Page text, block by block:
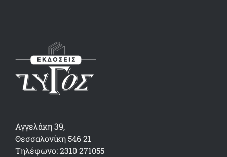
Αγγελάκη 39,
Θεσσαλονίκη 546 21
Τηλέφωνο: 2310 271055